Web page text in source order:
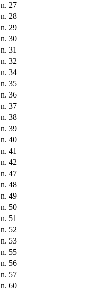
n. 27
n. 28
n. 29
n. 30
n. 31
n. 32
n. 34
n. 35
n. 36
n. 37
n. 38
n. 39
n. 40
n. 41
n. 42
n. 47
n. 48
n. 49
n. 50
n. 51
n. 52
n. 53
n. 55
n. 56
n. 57
n. 60